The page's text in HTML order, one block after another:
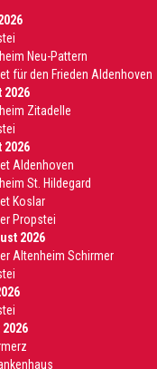
Neu-Pattern
für den Frieden Aldenhoven
2026
Zitadelle
2026
Aldenhoven
St. Hildegard
Koslar
Propstei
2026
Altenheim Schirmer